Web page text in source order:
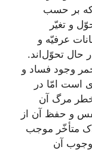
که بر حسب
و تغیّر
عرفیّه و
حال تحوّل‌اند.
وجود فساد و
است امّا در
مرگ آن
و حفظ آن از
متأخّر موجب
آن